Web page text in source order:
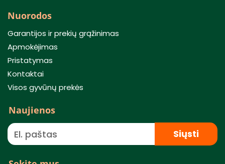
Nuorodos
Garantijos ir prekių grąžinimas
Apmokėjimas
Pristatymas
Kontaktai
Visos gyvūnų prekės
Naujienos
Siųsti